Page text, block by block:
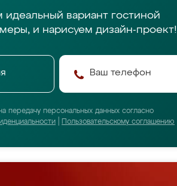
вариант гостиной
и нарисуем дизайн-проект!
передачу персональных данных согласно
Пользовательскому соглашению